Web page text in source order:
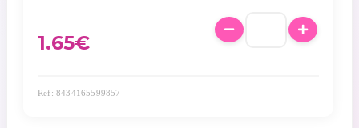
1.65€
Ref: 8434165599857